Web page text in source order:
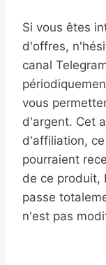
Si vous êtes
d'offres,
canal
vous
d'argent. Cet
d'affiliation,
pourraient
de ce produit,
passe
n'est pas